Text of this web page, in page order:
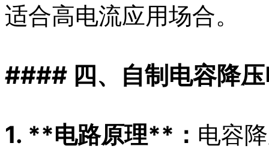
适合高电流应用场合。
#### 四、自制电容降
1. **电路原理**： 电容